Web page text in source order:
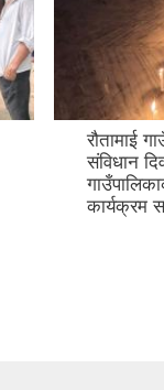
रौतामाई
संविधान
कार्यक्रम